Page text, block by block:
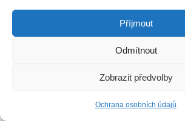
Příjmout
Odmítnout
Zobrazit předvolby
Ochrana osobních údajů